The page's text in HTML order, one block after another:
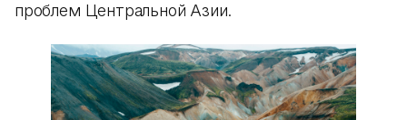
проблем Центральной Азии.